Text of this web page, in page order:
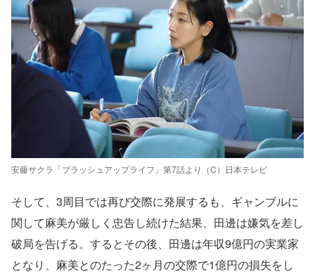
安藤サクラ「ブラッシュアップライフ」第7話より（C）日本テレビ
そして、3周目では再び交際に発展するも、ギャンブルに
関して麻美が厳しく忠告し続けた結果、田邊は嫌気を差し
破局を告げる。するとその後、田邊は年収9億円の実業家
となり、麻美とのたった2ヶ月の交際で1億円の損失をし